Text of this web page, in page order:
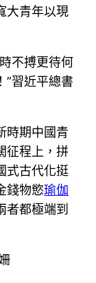
大青年以現
不搏更待何
”習近平總書
時期中國青
征程上，拼
式古代化挺
錢物慾瑜伽
者都極端到